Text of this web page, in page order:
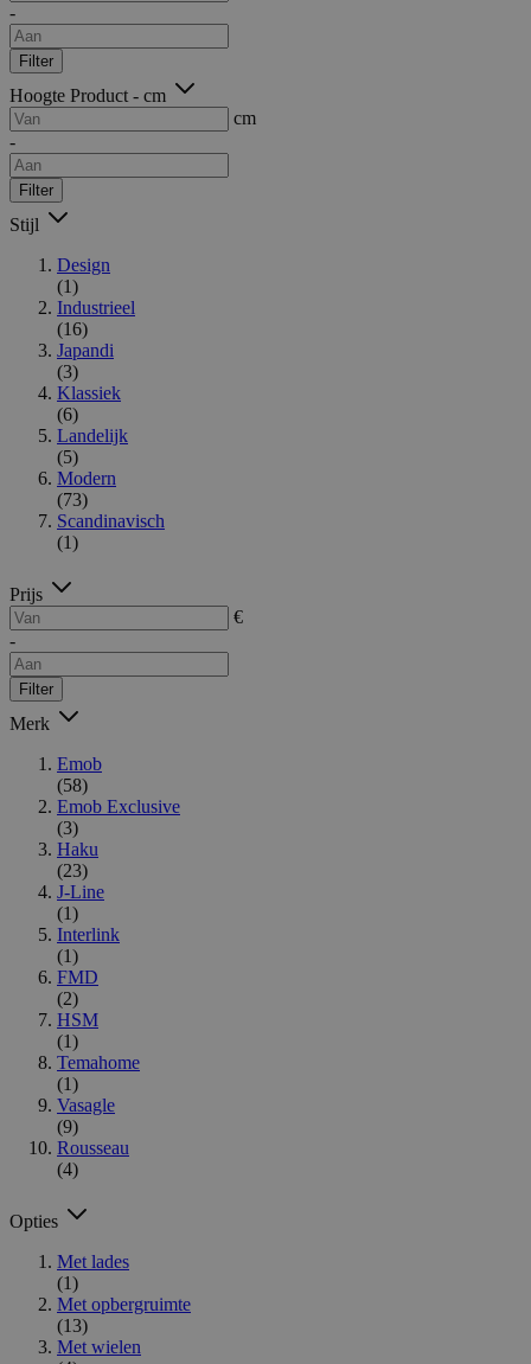
-
Filter
Hoogte Product - cm
cm
-
Filter
Stijl
Design
(1)
Industrieel
(16)
Japandi
(3)
Klassiek
(6)
Landelijk
(5)
Modern
(73)
Scandinavisch
(1)
Prijs
€
-
Filter
Merk
Emob
(58)
Emob Exclusive
(3)
Haku
(23)
J-Line
(1)
Interlink
(1)
FMD
(2)
HSM
(1)
Temahome
(1)
Vasagle
(9)
Rousseau
(4)
Opties
Met lades
(1)
Met opbergruimte
(13)
Met wielen